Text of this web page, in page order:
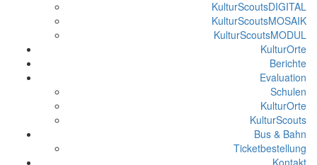
KulturScoutsDIGITAL
KulturScoutsMOSAIK
KulturScoutsMODUL
KulturOrte
Berichte
Evaluation
Schulen
KulturOrte
KulturScouts
Bus & Bahn
Ticketbestellung
Kontakt